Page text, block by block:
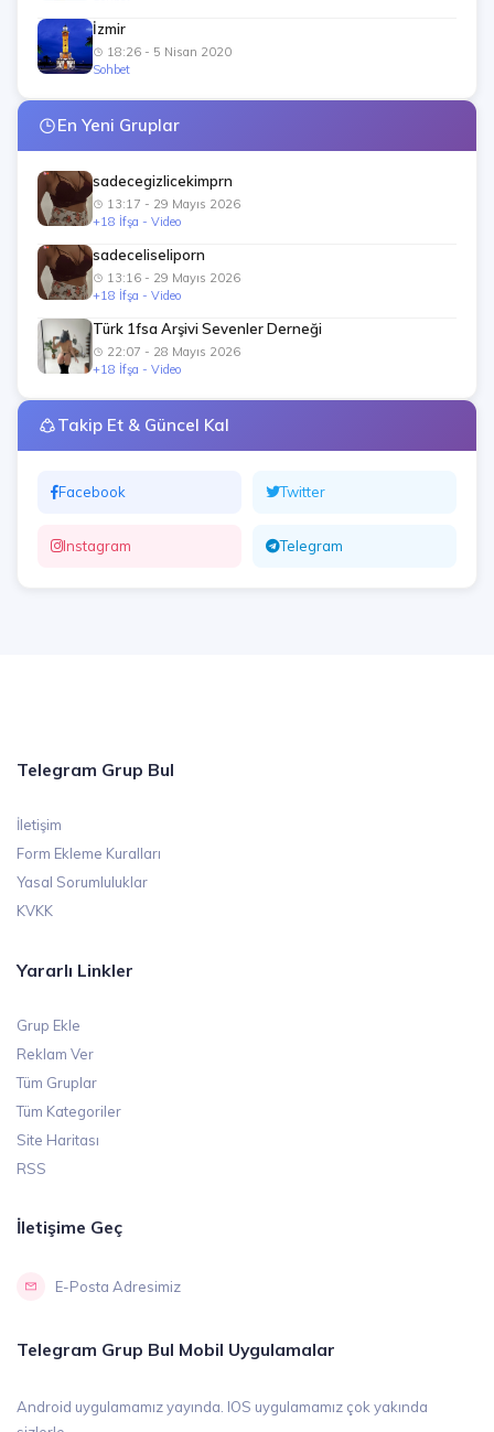
İzmir
18:26 - 5 Nisan 2020
Sohbet
En Yeni Gruplar
sadecegizlicekimprn
13:17 - 29 Mayıs 2026
+18 İfşa - Video
sadeceliseliporn
13:16 - 29 Mayıs 2026
+18 İfşa - Video
Türk 1fsa Arşivi Sevenler Derneği
22:07 - 28 Mayıs 2026
+18 İfşa - Video
Takip Et & Güncel Kal
Facebook Twitter
Instagram Telegram
Telegram Grup Bul
İletişim
Form Ekleme Kuralları
Yasal Sorumluluklar
KVKK
Yararlı Linkler
Grup Ekle
Reklam Ver
Tüm Gruplar
Tüm Kategoriler
Site Haritası
RSS
İletişime Geç
E-Posta Adresimiz
Telegram Grup Bul Mobil Uygulamalar
Android uygulamamız yayında. IOS uygulamamız çok yakında